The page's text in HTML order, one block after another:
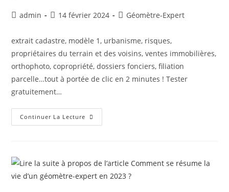
admin 14 février 2024 Géomètre-Expert
extrait cadastre, modèle 1, urbanisme, risques,
propriétaires du terrain et des voisins, ventes immobilières,
orthophoto, copropriété, dossiers fonciers, filiation
parcelle…tout à portée de clic en 2 minutes ! Tester
gratuitement…
Continuer La Lecture